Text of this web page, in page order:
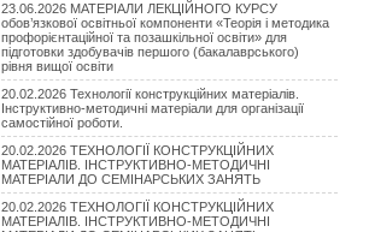
23.06.2026 МАТЕРІАЛИ ЛЕКЦІЙНОГО КУРСУ
обов’язкової освітньої компоненти «Теорія і методика
профорієнтаційної та позашкільної освіти» для
підготовки здобувачів першого (бакалаврського)
рівня вищої освіти
20.02.2026 Технології конструкційних матеріалів.
Інструктивно-методичні матеріали для організації
самостійної роботи.
20.02.2026 ТЕХНОЛОГІЇ КОНСТРУКЦІЙНИХ
МАТЕРІАЛІВ. ІНСТРУКТИВНО-МЕТОДИЧНІ
МАТЕРІАЛИ ДО СЕМІНАРСЬКИХ ЗАНЯТЬ
20.02.2026 ТЕХНОЛОГІЇ КОНСТРУКЦІЙНИХ
МАТЕРІАЛІВ. ІНСТРУКТИВНО-МЕТОДИЧНІ